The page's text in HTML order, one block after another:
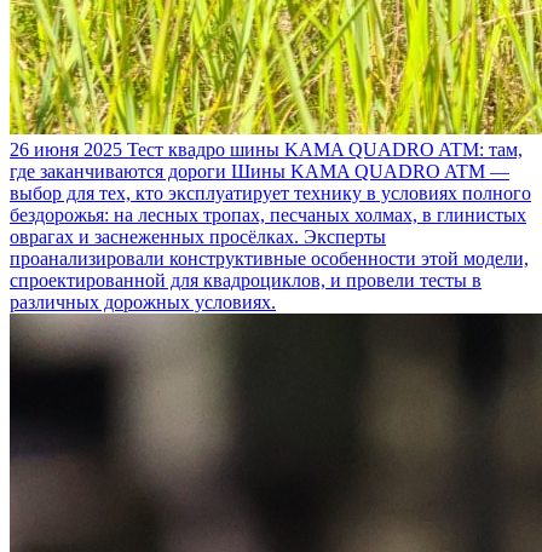
26 июня 2025 Тест квадро шины KAMA QUADRO ATM: там,
где заканчиваются дороги Шины KAMA QUADRO ATM —
выбор для тех, кто эксплуатирует технику в условиях полного
бездорожья: на лесных тропах, песчаных холмах, в глинистых
оврагах и заснеженных просёлках. Эксперты
проанализировали конструктивные особенности этой модели,
спроектированной для квадроциклов, и провели тесты в
различных дорожных условиях.